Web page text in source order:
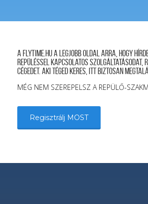
A FLYTIME.HU a legjobb oldal arra, hogy
repüléssel kapcsolatos szolgáltatásodat,
cégedet. Aki téged keres, itt biztosan
MÉG NEM SZEREPELSZ A REPÜLŐ-
Regisztrálj MOST